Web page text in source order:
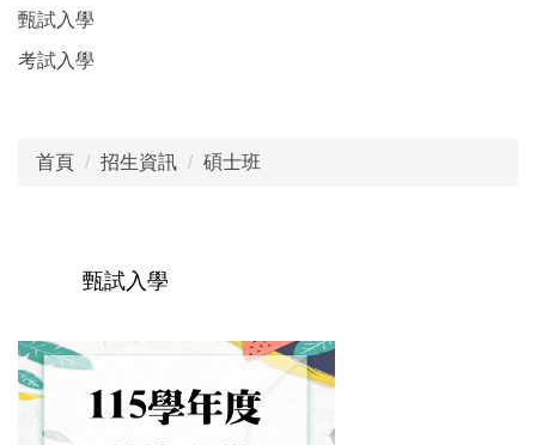
甄試入學
考試入學
首頁 招生資訊 碩士班
甄試入學